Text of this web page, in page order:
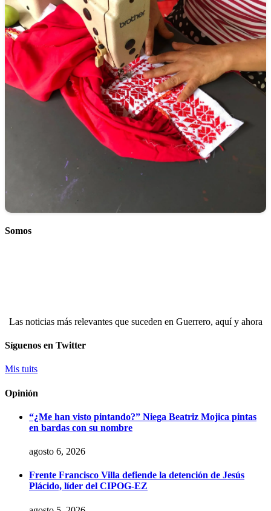
Somos
Las noticias más relevantes que suceden en Guerrero, aquí y ahora
Síguenos en Twitter
Mis tuits
Opinión
“¿Me han visto pintando?” Niega Beatriz Mojica pintas
en bardas con su nombre
agosto 6, 2026
Frente Francisco Villa defiende la detención de Jesús
Plácido, líder del CIPOG-EZ